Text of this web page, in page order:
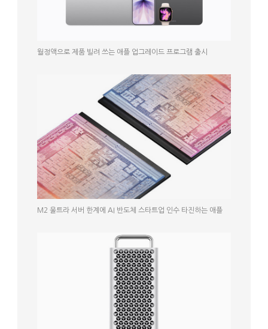
월정액으로 제품 빌려 쓰는 애플 업그레이드 프로그램 출시
M2 울트라 서버 한계에 AI 반도체 스타트업 인수 타진하는 애플